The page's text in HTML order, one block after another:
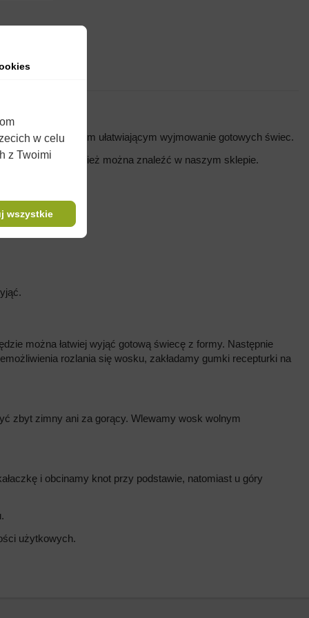
użycie.
formy i czynnikiem ułatwiającym wyjmowanie gotowych świec.
które również można znaleźć w naszym sklepie.
można łatwiej wyjąć gotową świecę z formy. Następnie
rozlania się wosku, zakładamy gumki recepturki na
zbyt zimny ani za gorący. Wlewamy wosk wolnym
i obcinamy knot przy podstawie, natomiast u góry
użytkowych.
w celu
z Twoimi
wszystkie